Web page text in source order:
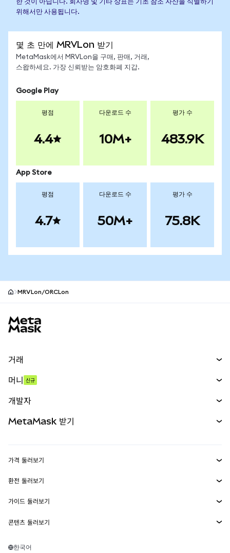
한 것이 아닙니다. 회사명 및 기타 상표는 기초 참조 자산을 식별하기
위해서만 사용됩니다.
몇 초 만에 MRVLon 받기
MetaMask에서 MRVLon을 구매, 판매, 거래,
스왑하세요. 가장 신뢰받는 암호화폐 지갑.
Google Play
평점
4.4
다운로드 수
10M+
평가 수
483.9K
App Store
평점
4.7
다운로드 수
50M+
평가 수
75.8K
MRVLon/ORCLon
거래
무기한 선물
실물자산
머니 신규
개발자
MetaMask Connect
Snaps
웹3 서비스
MetaMask 받기
보안
고객 지원
채용
가격 둘러보기
이더리움 가격
솔라나 가격
테더 가격
환전 둘러보기
ETH를 USD로 환전
USDT를 INR로 환전
BTC를 INR로 환전
가이드 둘러보기
ETH 매수
콘텐츠 둘러보기
솔라나 지갑
한국어